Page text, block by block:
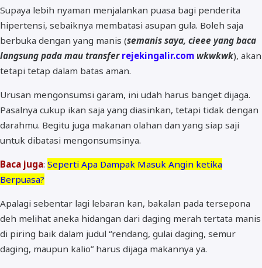
Supaya lebih nyaman menjalankan puasa bagi penderita
hipertensi, sebaiknya membatasi asupan gula. Boleh saja
berbuka dengan yang manis (semanis saya, cieee yang baca
langsung pada mau transfer rejekingalir.com wkwkwk), akan
tetapi tetap dalam batas aman.
Urusan mengonsumsi garam, ini udah harus banget dijaga.
Pasalnya cukup ikan saja yang diasinkan, tetapi tidak dengan
darahmu. Begitu juga makanan olahan dan yang siap saji
untuk dibatasi mengonsumsinya.
Baca juga: Seperti Apa Dampak Masuk Angin ketika
Berpuasa?
Apalagi sebentar lagi lebaran kan, bakalan pada tersepona
deh melihat aneka hidangan dari daging merah tertata manis
di piring baik dalam judul “rendang, gulai daging, semur
daging, maupun kalio” harus dijaga makannya ya.